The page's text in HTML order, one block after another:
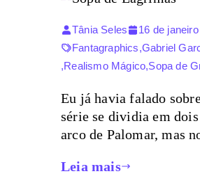
Tânia Seles 16 de
Fantagraphics,Gabriel
,Realismo Mágico,Sopa de
Eu já havia falado
série se dividia em
arco de Palomar, mas
Leia mais